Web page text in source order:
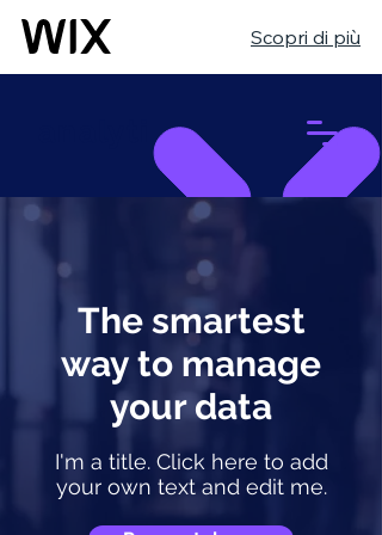
Scopri di più